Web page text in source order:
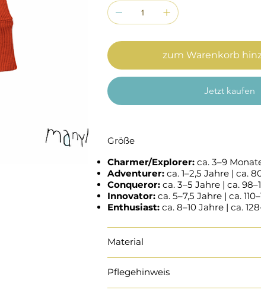
zum Warenkorb
Jetzt kaufen
Größe
Charmer/Explorer:ca. 3–9
Adventurer:ca. 1–2,5 Jahre | ca.
Conqueror:ca. 3–5 Jahre | ca.
Innovator:ca. 5–7,5 Jahre | ca.
Enthusiast:ca. 8–10 Jahre | ca.
Material
Pflegehinweis